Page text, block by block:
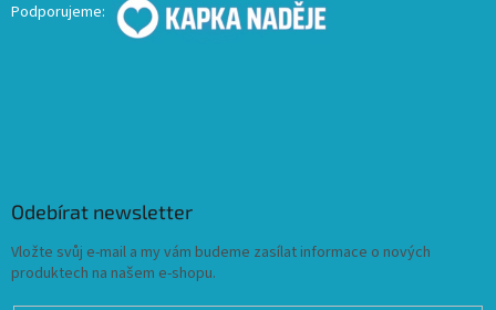
Podporujeme:
Odebírat newsletter
Vložte svůj e-mail a my vám budeme zasílat informace o nových
produktech na našem e-shopu.